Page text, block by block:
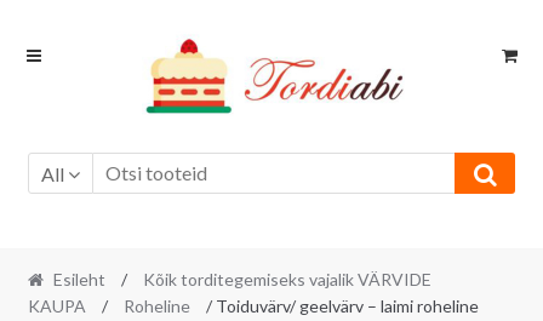
Skip
Skip
All
Esileht /
Kõik torditegemiseks vajalik VÄRVIDE
KAUPA
/ Roheline
/ Toiduvärv/ geelvärv – laimi roheline